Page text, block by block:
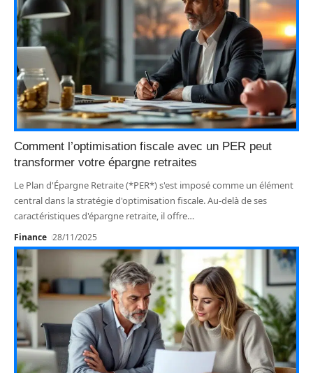
Comment l’optimisation fiscale avec un PER peut
transformer votre épargne retraites
Le Plan d'Épargne Retraite (*PER*) s'est imposé comme un élément
central dans la stratégie d'optimisation fiscale. Au-delà de ses
caractéristiques d'épargne retraite, il offre…
Finance 28/11/2025